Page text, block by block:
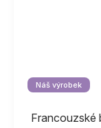
Náš výrobek
Francouzské